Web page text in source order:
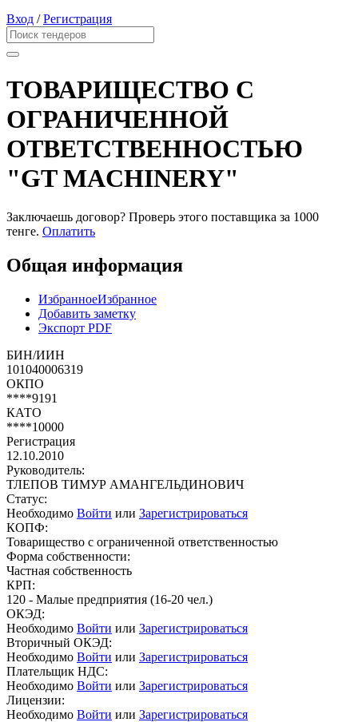
Вход /Регистрация
ТОВАРИЩЕСТВО С
ОГРАНИЧЕННОЙ
ОТВЕТСТВЕННОСТЬЮ
"GT MACHINERY"
Заключаешь договор? Проверь этого поставщика за 1000
тенге. Оплатить
Общая информация
ИзбранноеИзбранное
Добавить заметку
Экспорт PDF
БИН/ИИН
101040006319
ОКПО
****9191
КАТО
****10000
Регистрация
12.10.2010
Руководитель:
ТЛЕПОВ ТИМУР АМАНГЕЛЬДИНОВИЧ
Статус:
Необходимо Войти или Зарегистрироваться
КОПФ:
Товарищество с ограниченной ответственностью
Форма собственности:
Частная собственность
КРП:
120 - Малые предприятия (16-20 чел.)
ОКЭД:
Необходимо Войти или Зарегистрироваться
Вторичный ОКЭД:
Необходимо Войти или Зарегистрироваться
Плательщик НДС:
Необходимо Войти или Зарегистрироваться
Лицензии:
Необходимо Войти или Зарегистрироваться